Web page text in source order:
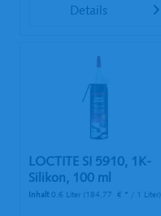
Details
LOCTITE SI 5910, 1K-
Silikon, 100 ml
Druckgasdose
Inhalt0.6 Liter (184,77 € * / 1 Liter)